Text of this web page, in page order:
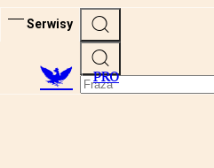
Serwisy
PRO